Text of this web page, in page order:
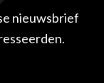
nieuwsbrief